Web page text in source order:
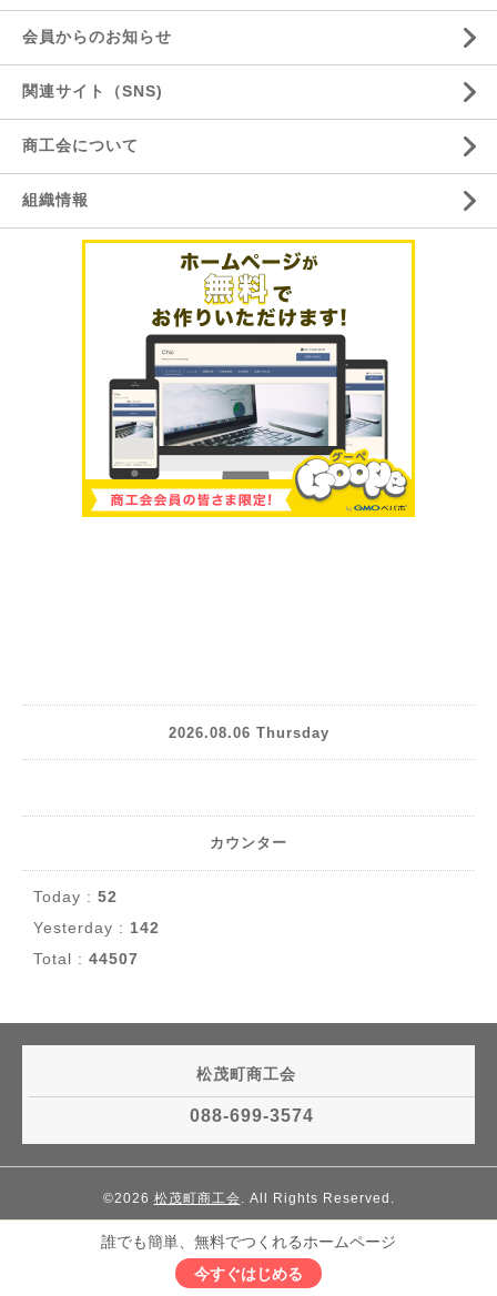
会員からのお知らせ
関連サイト（SNS)
商工会について
組織情報
2026.08.06 Thursday
カウンター
Today : 52
Yesterday : 142
Total : 44507
松茂町商工会
088-699-3574
©2026 松茂町商工会. All Rights Reserved.
誰でも簡単、無料でつくれるホームページ
今すぐはじめる